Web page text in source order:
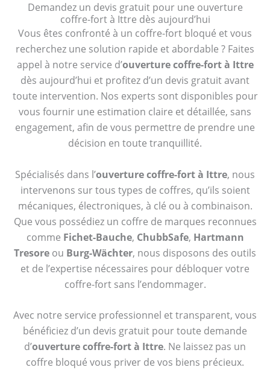
Demandez un devis gratuit pour une ouverture
coffre-fort à Ittre dès aujourd’hui
Vous êtes confronté à un coffre-fort bloqué et vous
recherchez une solution rapide et abordable ? Faites
appel à notre service d’ouverture coffre-fort à Ittre
dès aujourd’hui et profitez d’un devis gratuit avant
toute intervention. Nos experts sont disponibles pour
vous fournir une estimation claire et détaillée, sans
engagement, afin de vous permettre de prendre une
décision en toute tranquillité.
Spécialisés dans l’ouverture coffre-fort à Ittre, nous
intervenons sur tous types de coffres, qu’ils soient
mécaniques, électroniques, à clé ou à combinaison.
Que vous possédiez un coffre de marques reconnues
comme Fichet-Bauche, ChubbSafe, Hartmann
Tresore ou Burg-Wächter, nous disposons des outils
et de l’expertise nécessaires pour débloquer votre
coffre-fort sans l’endommager.
Avec notre service professionnel et transparent, vous
bénéficiez d’un devis gratuit pour toute demande
d’ouverture coffre-fort à Ittre. Ne laissez pas un
coffre bloqué vous priver de vos biens précieux.